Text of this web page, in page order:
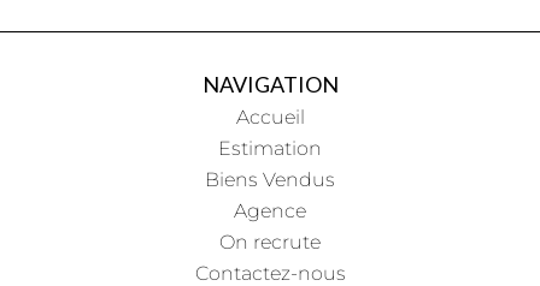
NAVIGATION
Accueil
Estimation
Biens Vendus
Agence
On recrute
Contactez-nous